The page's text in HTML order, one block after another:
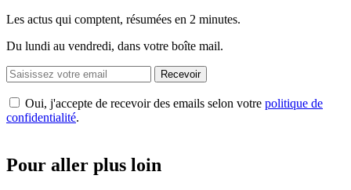
Les actus qui comptent, résumées en 2 minutes.
Du lundi au vendredi, dans votre boîte mail.
Recevoir
Oui, j'accepte de recevoir des emails selon votre politique de
confidentialité.
Pour aller plus loin